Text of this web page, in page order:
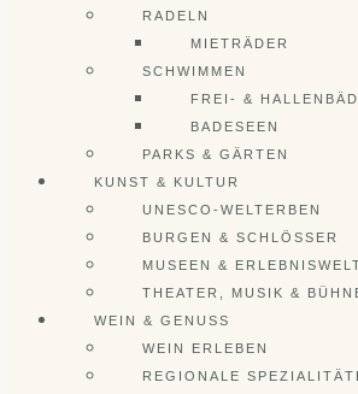
RADELN
MIETRÄDER
SCHWIMMEN
FREI- &
BADESEEN
PARKS & GÄRTEN
KUNST & KULTUR
UNESCO-WELTERBEN
BURGEN & SCHLÖSSER
MUSEEN &
THEATER, MUSIK &
WEIN & GENUSS
WEIN ERLEBEN
REGIONALE